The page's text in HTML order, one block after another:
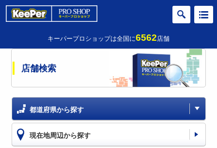
キーパープロショップは全国に6562店舗
店舗検索
都道府県から探す
現在地周辺から探す